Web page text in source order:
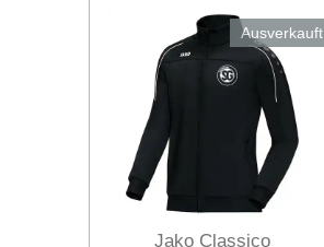
Ausverkauft
Jako Classico